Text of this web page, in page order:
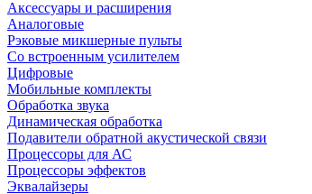
Аксессуары и расширения
Аналоговые
Рэковые микшерные пульты
Со встроенным усилителем
Цифровые
Мобильные комплекты
Обработка звука
Динамическая обработка
Подавители обратной акустической связи
Процессоры для АС
Процессоры эффектов
Эквалайзеры